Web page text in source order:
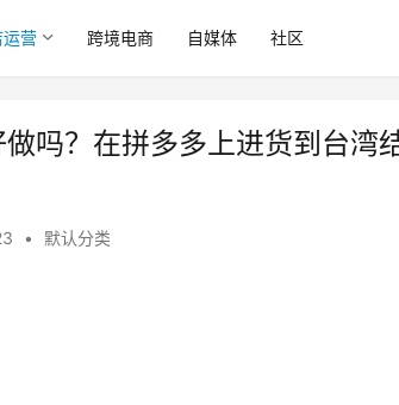
运营 跨境电商 自媒体 社区
做吗？在拼多多上进货到台
• 默认分类